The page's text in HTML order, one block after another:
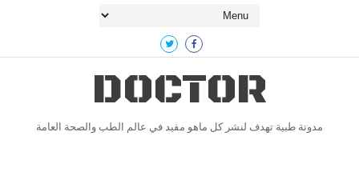
DOCTOR
مدونة طبية تهدف لنشر كل ماهو مفيد في عالم الطب والصحة العامة